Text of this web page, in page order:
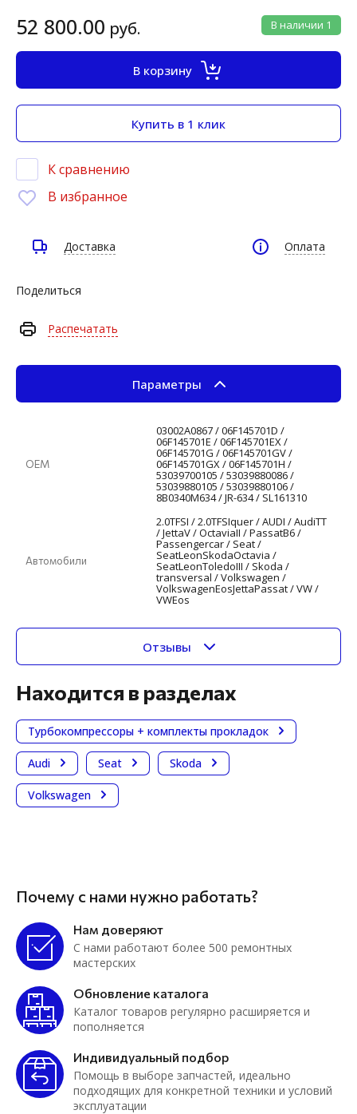
В наличии 1
52 800.00 руб.
В корзину
Купить в 1 клик
К сравнению
В избранное
Доставка Оплата
Поделиться
Распечатать
Параметры
ОЕМ
03002A0867 / 06F145701D /
06F145701E / 06F145701EX /
06F145701G / 06F145701GV /
06F145701GX / 06F145701H /
53039700105 / 53039880086 /
53039880105 / 53039880106 /
8B0340M634 / JR-634 / SL161310
Автомобили
2.0TFSI / 2.0TFSIquer / AUDI / AudiTT
/ JettaV / OctaviaII / PassatB6 /
Passengercar / Seat /
SeatLeonSkodaOctavia /
SeatLeonToledoIII / Skoda /
transversal / Volkswagen /
VolkswagenEosJettaPassat / VW /
VWEos
Отзывы
Находится в разделах
Турбокомпрессоры + комплекты прокладок
Audi Seat Skoda
Volkswagen
Почему с нами нужно работать?
Нам доверяют
С нами работают более 500 ремонтных
мастерских
Обновление каталога
Каталог товаров регулярно расширяется и
пополняется
Индивидуальный подбор
Помощь в выборе запчастей, идеально
подходящих для конкретной техники и условий
эксплуатации